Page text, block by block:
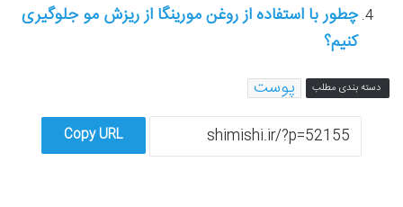
چطور با استفاده از روغن مورینگا از ریزش مو جلوگیری
کنیم؟
دسته بندی مطلب پوست
Copy URL